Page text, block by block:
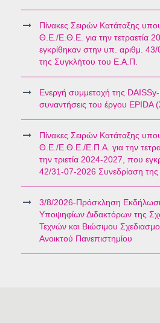
Πίνακες Σειρών Κατάταξης
Θ.Ε./Ε.Θ.Ε. για την τετραετία
εγκρίθηκαν στην υπ. αριθμ.
της Συγκλήτου του Ε.Α.Π.
Ενεργή συμμετοχή της DAISSy-
συναντήσεις του έργου EPIDA
Πίνακες Σειρών Κατάταξης
Θ.Ε./Ε.Θ.Ε./Ε.Π.Α. για την
την τριετία 2024-2027, που
42/31-07-2026 Συνεδρίαση
3/8/2026-Πρόσκληση
Υποψηφίων Διδακτόρων της
Τεχνών και Βιώσιμου
Ανοικτού Πανεπιστημίου